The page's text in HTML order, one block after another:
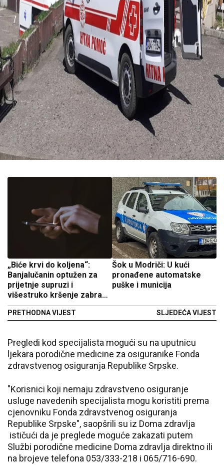
„Biće krvi do koljena“:
Banjalučanin optužen za
prijetnje supruzi i
višestruko kršenje zabrane
prilaska
PRETHODNA VIJEST
Šok u Modriči: U kući
pronađene automatske
puške i municija
SLJEDEĆA VIJEST
Pregledi kod specijalista mogući su na uputnicu
ljekara porodične medicine za osiguranike Fonda
zdravstvenog osiguranja Republike Srpske.
"Korisnici koji nemaju zdravstveno osiguranje
usluge navedenih specijalista mogu koristiti prema
cjenovniku Fonda zdravstvenog osiguranja
Republike Srpske", saopšrili su iz Doma zdravlja
ističući da je preglede moguće zakazati putem
Službi porodične medicine Doma zdravlja direktno ili
na brojeve telefona 053/333-218 i 065/716-690.